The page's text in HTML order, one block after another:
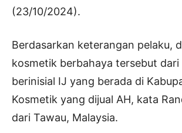
(23/10/2024).
Berdasarkan keterangan pelaku,
kosmetik berbahaya tersebut dari
berinisial IJ yang berada di
Kosmetik yang dijual AH, kata
dari Tawau, Malaysia.